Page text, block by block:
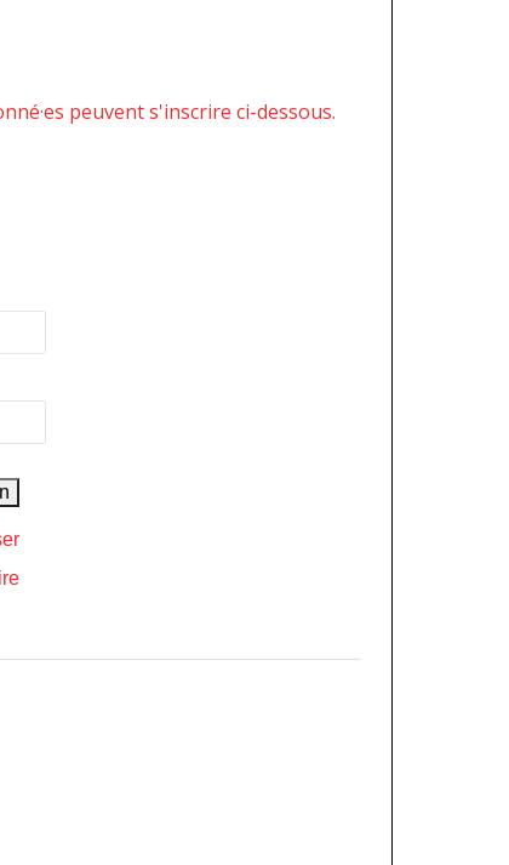
peuvent s'inscrire ci-dessous.